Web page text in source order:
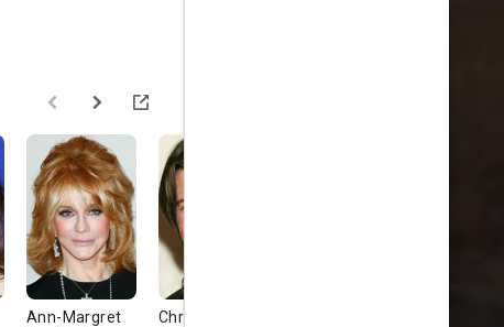
Ann-Margret Christian Kane